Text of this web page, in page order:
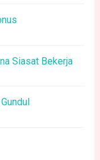
Siasat Bekerja